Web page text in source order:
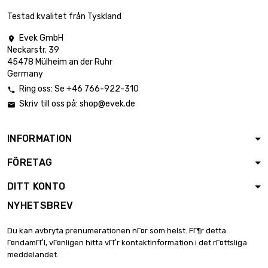
Testad kvalitet från Tyskland

Evek GmbH
Neckarstr. 39
45478 Mülheim an der Ruhr
Germany
 Ring oss: Se +46 766-922-310
 Skriv till oss på: shop@evek.de
INFORMATION
FÖRETAG
DITT KONTO
NYHETSBREV
Du kan avbryta prenumerationen nГ¤r som helst. FГ¶r detta
Г¤ndamГҐl, vГ¤nligen hitta vГҐr kontaktinformation i det rГ¤ttsliga
meddelandet.